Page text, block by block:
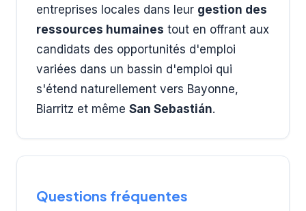
entreprises locales dans leur gestion des
ressources humaines tout en offrant aux
candidats des opportunités d'emploi
variées dans un bassin d'emploi qui
s'étend naturellement vers Bayonne,
Biarritz et même San Sebastián.
Questions fréquentes